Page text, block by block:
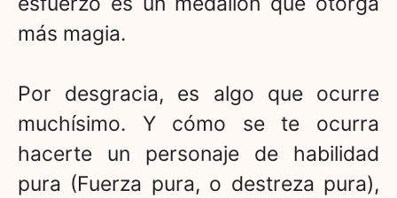
más magia.
Por desgracia, es algo que ocurre
muchísimo. Y cómo se te ocurra
hacerte un personaje de habilidad
pura (Fuerza pura, o destreza pura),